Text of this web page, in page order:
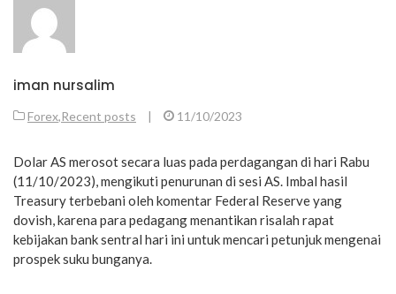
iman nursalim
Forex,Recent posts | 11/10/2023
Dolar AS merosot secara luas pada perdagangan di hari Rabu
(11/10/2023), mengikuti penurunan di sesi AS. Imbal hasil
Treasury terbebani oleh komentar Federal Reserve yang
dovish, karena para pedagang menantikan risalah rapat
kebijakan bank sentral hari ini untuk mencari petunjuk mengenai
prospek suku bunganya.